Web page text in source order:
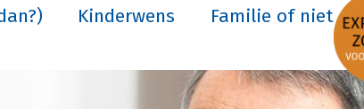
Kinderwens Familie of niet